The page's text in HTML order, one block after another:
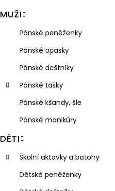
MUŽI
Pánské peněženky
Pánské opasky
Pánské deštníky
Pánské tašky
Pánské kšandy, šle
Pánské manikúry
DĚTI
Školní aktovky a batohy
Dětské peněženky
VISAČKA NA KUFR PLASTOVÁ RGL
49 Kč